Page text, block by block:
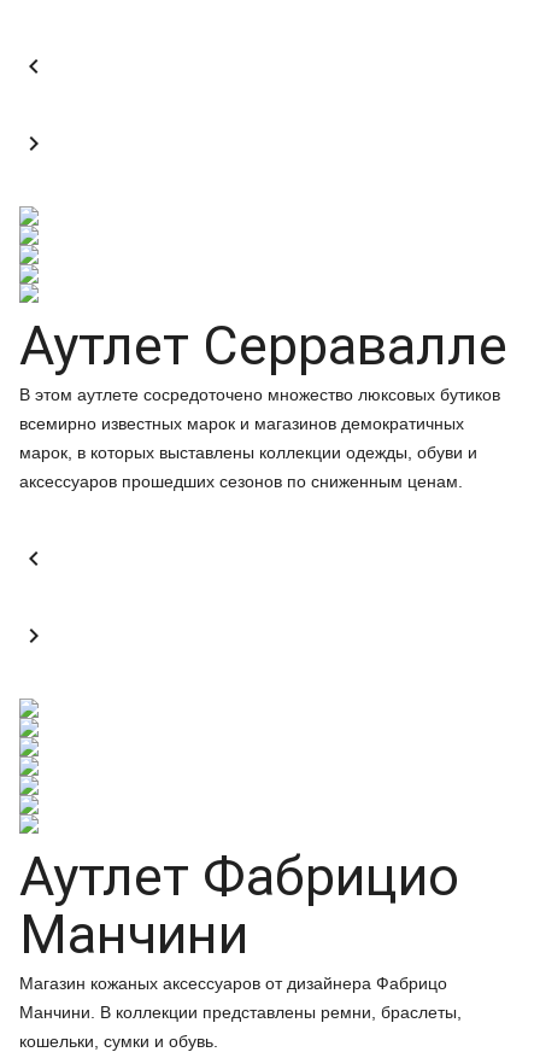


Аутлет Серравалле
В этом аутлете сосредоточено множество люксовых бутиков
всемирно известных марок и магазинов демократичных
марок, в которых выставлены коллекции одежды, обуви и
аксессуаров прошедших сезонов по сниженным ценам.


Аутлет Фабрицио
Манчини
Магазин кожаных аксессуаров от дизайнера Фабрицо
Манчини. В коллекции представлены ремни, браслеты,
кошельки, сумки и обувь.